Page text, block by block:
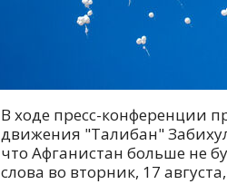
В ходе пресс-конференции
движения "Талибан"
что Афганистан больше не
слова во вторник, 17 августа,